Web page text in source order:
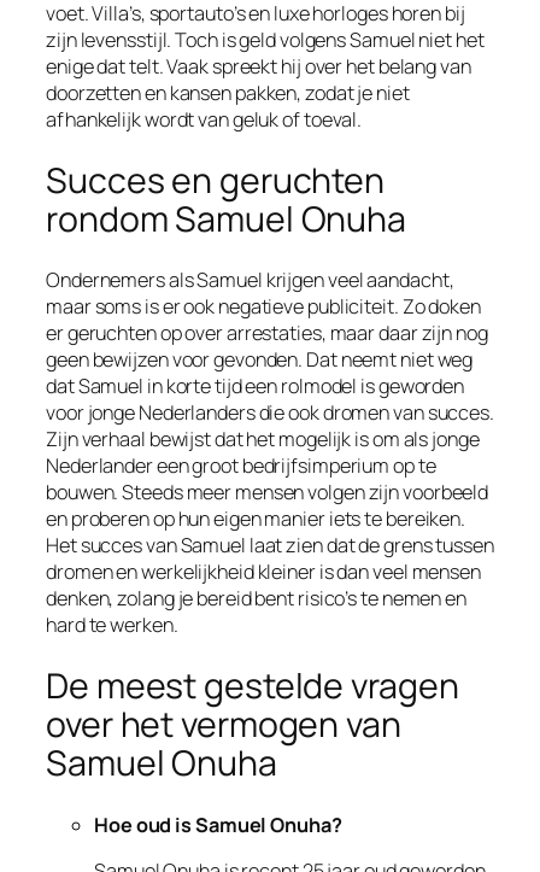
voet. Villa’s, sportauto’s en luxe horloges horen bij
zijn levensstijl. Toch is geld volgens Samuel niet het
enige dat telt. Vaak spreekt hij over het belang van
doorzetten en kansen pakken, zodat je niet
afhankelijk wordt van geluk of toeval.
Succes en geruchten
rondom Samuel Onuha
Ondernemers als Samuel krijgen veel aandacht,
maar soms is er ook negatieve publiciteit. Zo doken
er geruchten op over arrestaties, maar daar zijn nog
geen bewijzen voor gevonden. Dat neemt niet weg
dat Samuel in korte tijd een rolmodel is geworden
voor jonge Nederlanders die ook dromen van succes.
Zijn verhaal bewijst dat het mogelijk is om als jonge
Nederlander een groot bedrijfsimperium op te
bouwen. Steeds meer mensen volgen zijn voorbeeld
en proberen op hun eigen manier iets te bereiken.
Het succes van Samuel laat zien dat de grens tussen
dromen en werkelijkheid kleiner is dan veel mensen
denken, zolang je bereid bent risico’s te nemen en
hard te werken.
De meest gestelde vragen
over het vermogen van
Samuel Onuha
Hoe oud is Samuel Onuha?